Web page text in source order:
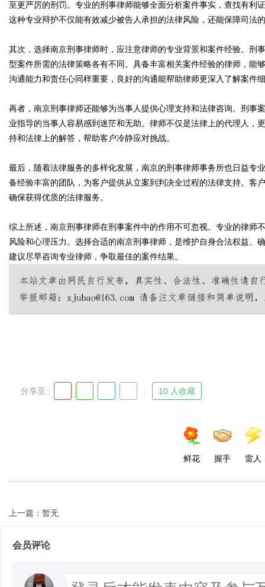
ar
d
至更严厉的刑罚。专业的刑事律师能够全面分析案件事实，查找有利
这种专业辩护不仅能有效减少被告人承担的法律风险，还能保障司法
其次，选择南京刑事律师时，应注意律师的专业背景和案件经验。刑
型案件所需的法律策略各有不同。具备丰富相关案件经验的律师，能
沟通能力和责任心同样重要，良好的沟通能帮助律师更深入了解案件
再者，南京刑事律师还能够为当事人提供心理支持和法律咨询。刑事
业指导的当事人容易感到迷茫和无助。律师不仅是法律上的代理人，
持和法律上的解答，帮助客户冷静应对挑战。
最后，随着法律服务的多样化发展，南京的刑事律师事务所也日益专
备经验丰富的团队，为客户提供从立案到判决全过程的法律支持。客
确保获得优质的法律服务。
综上所述，南京刑事律师在刑事案件中的作用不可忽视。专业的律师
风险和心理压力。选择合适的南京刑事律师，是维护自身合法权益、
建议尽早咨询专业律师，争取最佳的案件结果。
分享至 : 10 人收藏
鲜花 握手 雷人
上一篇：暂无
会员评论